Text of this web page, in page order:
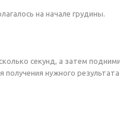
на начале грудины.
секунд, а затем
нужного